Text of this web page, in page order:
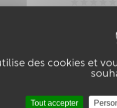
des cookies et
Tout accepter